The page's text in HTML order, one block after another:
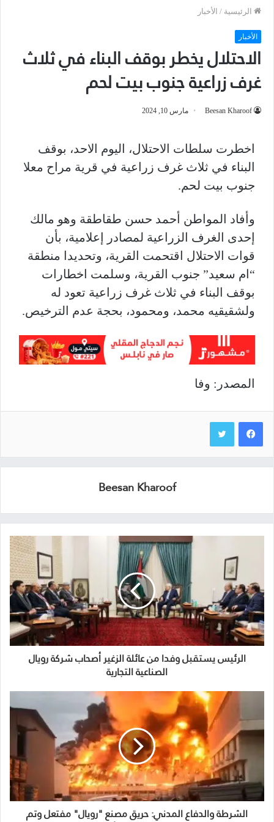
الرئيسية / الأخبار
الأخبار
الاحتلال يخطر بوقف البناء في ثلاث
غرف زراعية جنوب بيت لحم
Beesan Kharoof مارس 10, 2024
اخطرت سلطات الاحتلال، اليوم الاحد، بوقف
البناء في ثلاث غرف زراعية في قرية مراح معلا
جنوب بيت لحم.
وأفاد المواطن أحمد حسن طقاطقة وهو مالك
إحدى الغرف الزراعية لمصادر إعلامية، بأن
قوات الاحتلال اقتحمت القرية، وتحديدا منطقة
“ام سعيد” جنوب القرية، وسلمت اخطارات
بوقف البناء في ثلاث غرف زراعية تعود له
ولشقيقيه محمد، ومحمود، بحجة عدم الترخيص.
المصدر: وفا
Beesan Kharoof
الرئيس يستقبل وفدا من عائلة الزغير أصحاب شركة رويال
الصناعية التجارية
الشرطة والدفاع المدني: حريق مصنع "رويال" مفتعل وتم